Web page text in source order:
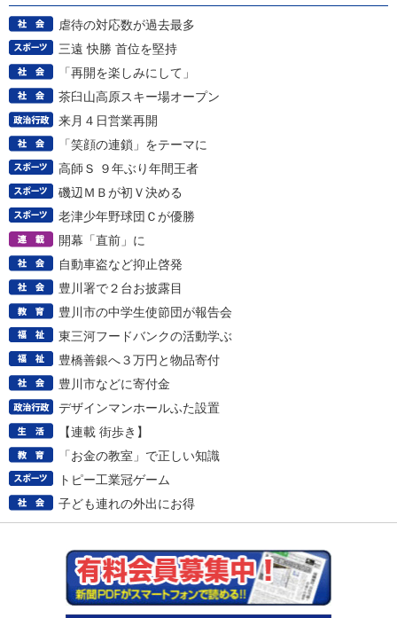
虐待の対応数が過去最多
三遠 快勝 首位を堅持
「再開を楽しみにして」
茶臼山高原スキー場オープン
来月４日営業再開
「笑顔の連鎖」をテーマに
高師Ｓ ９年ぶり年間王者
磯辺ＭＢが初Ｖ決める
老津少年野球団Ｃが優勝
開幕「直前」に
自動車盗など抑止啓発
豊川署で２台お披露目
豊川市の中学生使節団が報告会
東三河フードバンクの活動学ぶ
豊橋善銀へ３万円と物品寄付
豊川市などに寄付金
デザインマンホールふた設置
【連載 街歩き】
「お金の教室」で正しい知識
トピー工業冠ゲーム
子ども連れの外出にお得